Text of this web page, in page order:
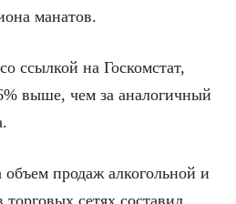
манатов.
ссылкой на Госкомстат,
выше, чем за аналогичный
продаж алкогольной и